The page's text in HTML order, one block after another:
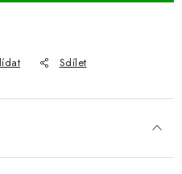
Sdílet